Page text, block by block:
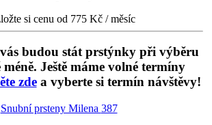
si cenu od 775 Kč / měsíc
budou stát prstýnky při výběru
Ještě máme volné termíny
zdea vyberte si termín návštěvy!
Snubní prsteny Milena 387